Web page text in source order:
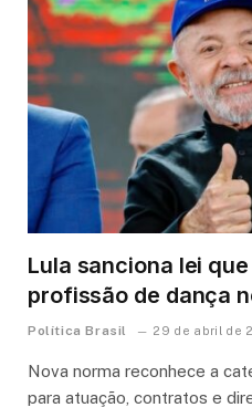
Lula sanciona lei
profissão de dança
Política Brasil 29 de abril de
Nova norma reconhece a
para atuação, contratos e